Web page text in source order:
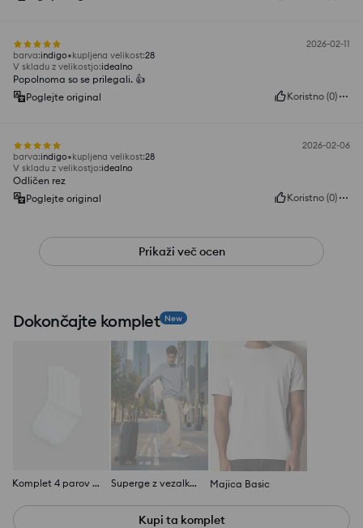
2026-02-11
barva:indigo kupljena velikost:28
V skladu z velikostjo:idealno
Popolnoma so se prilegali. 👍️
Poglejte original
Koristno (0)
2026-02-06
barva:indigo kupljena velikost:28
V skladu z velikostjo:idealno
Odličen rez
Poglejte original
Koristno (0)
Prikaži več ocen
Dokončajte komplet New
Komplet 4 parov nogavic Superge z vezalkami Majica Basic
Kupi ta komplet